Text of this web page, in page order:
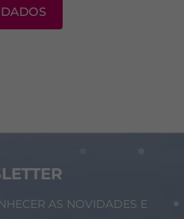
AS NOVIDADES E